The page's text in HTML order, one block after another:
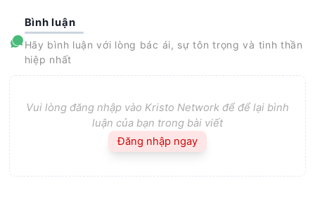
Bình luận
Hãy bình luận với lòng bác ái, sự tôn trọng và tinh thần
hiệp nhất
Vui lòng đăng nhập vào Kristo Network để để lại bình
luận của bạn trong bài viết
Đăng nhập ngay